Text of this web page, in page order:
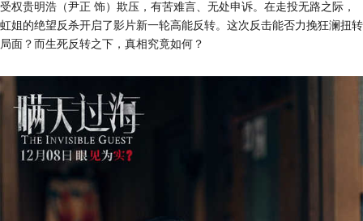
受权贵明浩（尹正 饰）欺压，有苦难言、 无处申诉。 在走投无路之际，
虹姐的绝望反杀开启了影片新一轮高能反转。这次反击能否力挽狂澜扭转
局面？而生死反转之下，真相究竟如何？